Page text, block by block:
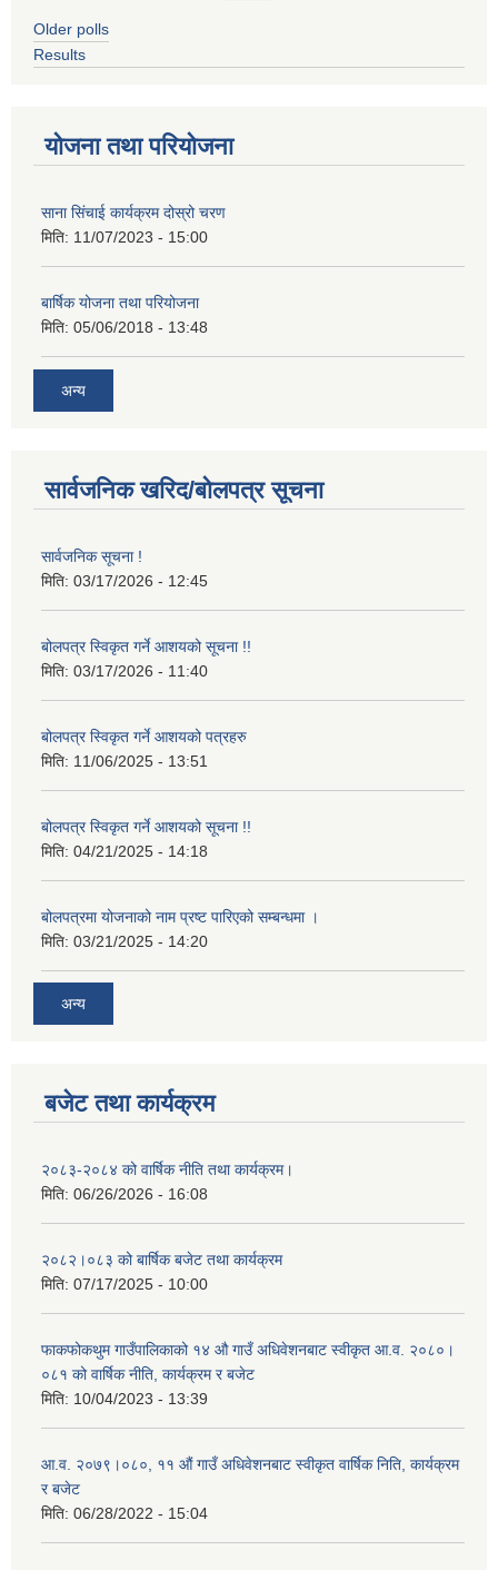
Older polls
Results
योजना तथा परियोजना
साना सिंचाई कार्यक्रम दोस्रो चरण
मिति: 11/07/2023 - 15:00
बार्षिक योजना तथा परियोजना
मिति: 05/06/2018 - 13:48
अन्य
सार्वजनिक खरिद/बोलपत्र सूचना
सार्वजनिक सूचना !
मिति: 03/17/2026 - 12:45
बोलपत्र स्विकृत गर्ने आशयको सूचना !!
मिति: 03/17/2026 - 11:40
बोलपत्र स्विकृत गर्ने आशयको पत्रहरु
मिति: 11/06/2025 - 13:51
बोलपत्र स्विकृत गर्ने आशयको सूचना !!
मिति: 04/21/2025 - 14:18
बोलपत्रमा योजनाको नाम प्रष्ट पारिएको सम्बन्धमा ।
मिति: 03/21/2025 - 14:20
अन्य
बजेट तथा कार्यक्रम
२०८३-२०८४ को वार्षिक नीति तथा कार्यक्रम।
मिति: 06/26/2026 - 16:08
२०८२।०८३ को बार्षिक बजेट तथा कार्यक्रम
मिति: 07/17/2025 - 10:00
फाकफोकथुम गाउँपालिकाको १४ औ गाउँ अधिवेशनबाट स्वीकृत आ.व. २०८०।
०८१ को वार्षिक नीति, कार्यक्रम र बजेट
मिति: 10/04/2023 - 13:39
आ.व. २०७९।०८०, ११ औं गाउँ अधिवेशनबाट स्वीकृत वार्षिक निति, कार्यक्रम
र बजेट
मिति: 06/28/2022 - 15:04